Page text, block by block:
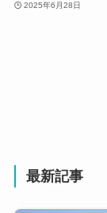
2025年6月28日
最新記事